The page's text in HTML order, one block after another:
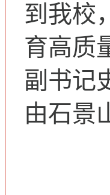
到我校
育高质
副书记
由石景